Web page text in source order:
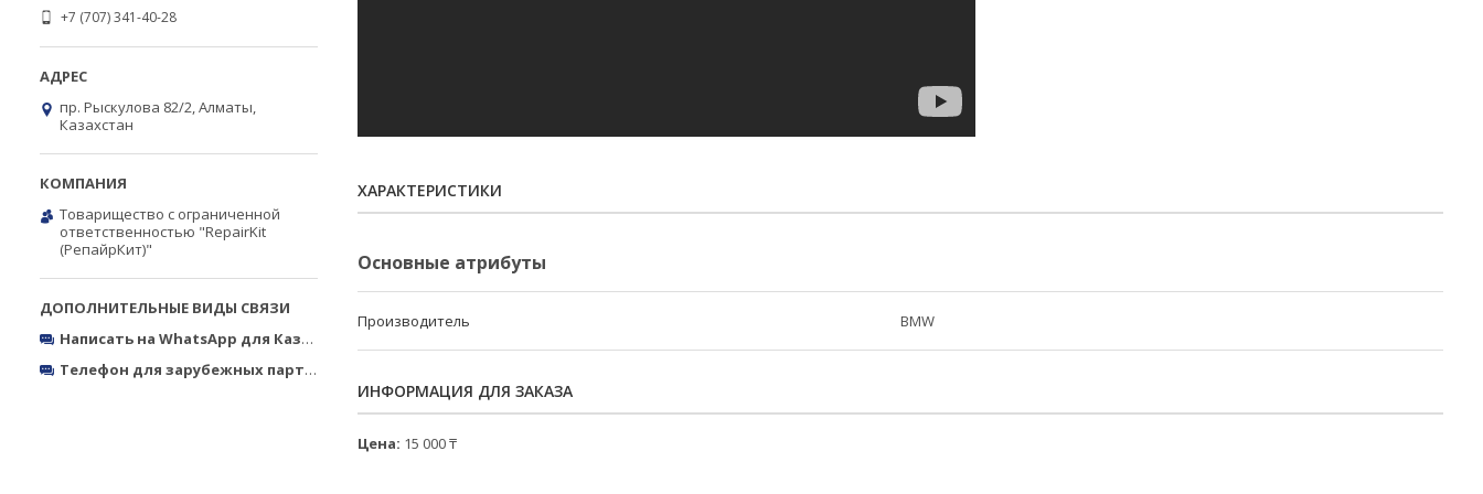
ХАРАКТЕРИСТИКИ
Основные атрибуты
Производитель BMW
ИНФОРМАЦИЯ ДЛЯ ЗАКАЗА
Цена: 15 000 ₸
+7 (707) 341-40-28
пр. Рыскулова 82/2, Алматы,
Казахстан
Товарищество с ограниченной
ответственностью "RepairKit
(РепайрКит)"
Написать на WhatsApp для Казахстана
Телефон для зарубежных партнёров